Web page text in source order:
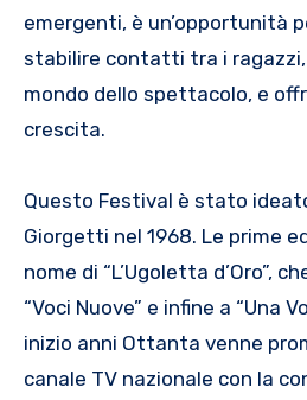
emergenti, è un’opportunità
stabilire contatti tra i
mondo dello spettacolo, e
crescita.
Questo Festival è stato
Giorgetti nel 1968. Le prime
nome di “L’Ugoletta d’Oro”,
“Voci Nuove” e infine a “Una
inizio anni Ottanta venne
canale TV nazionale con la